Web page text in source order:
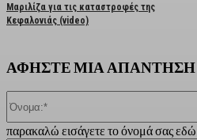
Μαριλίζα για τις καταστροφές της
Κεφαλονιάς (video)
ΑΦΗΣΤΕ ΜΙΑ ΑΠΑΝΤΗΣΗ
παρακαλώ εισάγετε το όνομά σας εδώ